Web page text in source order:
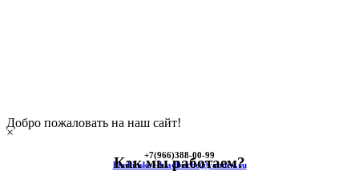
Добро пожаловать на наш сайт!
+7(966)388-00-99
himkinskoe-kladbische@yandex.ru
×
Как мы работаем?